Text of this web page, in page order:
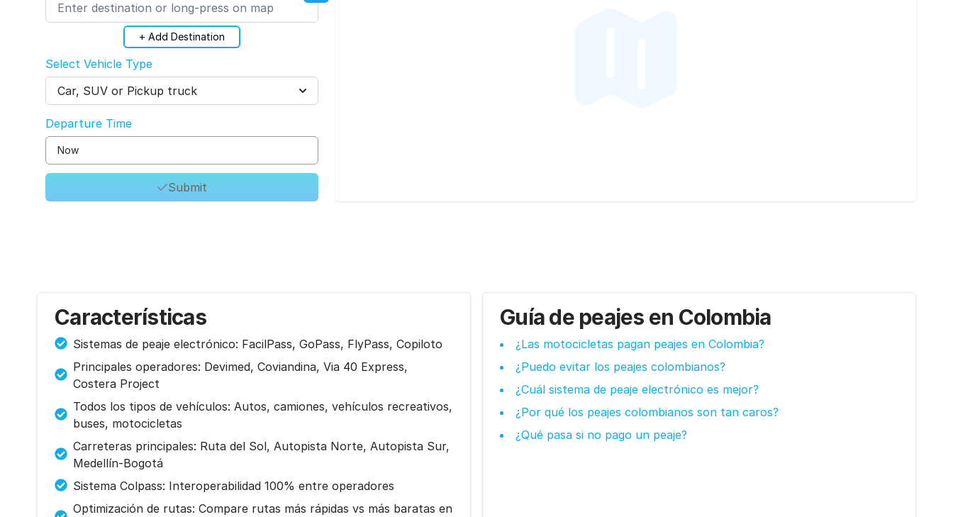
+ Add Destination
Select Vehicle Type
Car, SUV or Pickup truck
Departure Time
Submit
Características
Sistemas de peaje electrónico: FacilPass, GoPass, FlyPass, Copiloto
Principales operadores: Devimed, Coviandina, Via 40 Express,
Costera Project
Todos los tipos de vehículos: Autos, camiones, vehículos recreativos,
buses, motocicletas
Carreteras principales: Ruta del Sol, Autopista Norte, Autopista Sur,
Medellín-Bogotá
Sistema Colpass: Interoperabilidad 100% entre operadores
Optimización de rutas: Compare rutas más rápidas vs más baratas en
Guía de peajes en Colombia
¿Las motocicletas pagan peajes en Colombia?
¿Puedo evitar los peajes colombianos?
¿Cuál sistema de peaje electrónico es mejor?
¿Por qué los peajes colombianos son tan caros?
¿Qué pasa si no pago un peaje?